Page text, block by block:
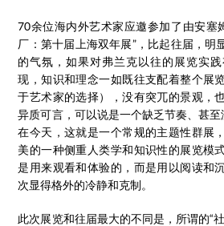
70余位海内外艺术家应邀参加了由安塞
厂：第十届上海双年展”，比起往届，明
的气氛，如果对弗兰克以往的展览实
现，知识和理念一如既往支配着整个展
于艺术家的选择），没有突兀的景观，
异质可言，可以说是一个缺乏节奏、甚至
在今天，这就是一个常规的主题性群展
美的一种侧重人类学和知识性的展览模
是用来观看和体验的，而是用以阅读和
次显得格外的冷静和克制。
此次展览和往届最大的不同是，所谓的“